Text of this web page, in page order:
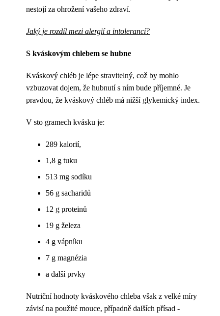
nestojí za ohrožení vašeho zdraví.
Jaký je rozdíl mezi alergií a intolerancí?
S kváskovým chlebem se hubne
Kváskový chléb je lépe stravitelný, což by mohlo
vzbuzovat dojem, že hubnutí s ním bude příjemné. Je
pravdou, že kváskový chléb má nižší glykemický index.
V sto gramech kvásku je:
289 kalorií,
1,8 g tuku
513 mg sodíku
56 g sacharidů
12 g proteinů
19 g železa
4 g vápníku
7 g magnézia
a další prvky
Nutriční hodnoty kváskového chleba však z velké míry
závisí na použité mouce, případně dalších přísad -